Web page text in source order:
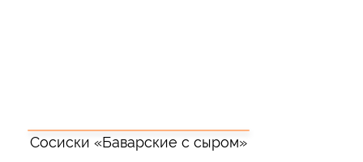
Сосиски «Баварские с сыром»